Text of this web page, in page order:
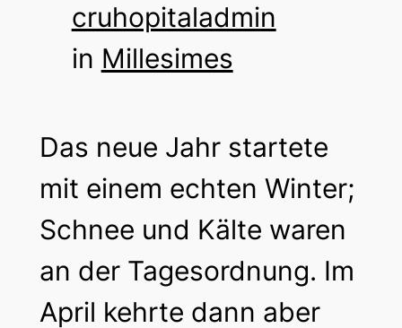
cruhopitaladmin
in Millesimes
Das neue Jahr startete
mit einem echten Winter;
Schnee und Kälte waren
an der Tagesordnung. Im
April kehrte dann aber